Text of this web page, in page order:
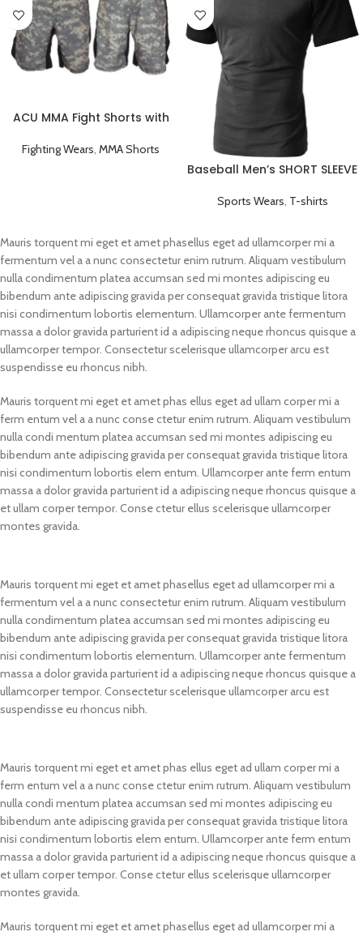
ACU MMA Fight Shorts with
Fighting Wears, MMA Shorts
Baseball Men’s SHORT SLEEVE
Sports Wears, T-shirts
Mauris torquent mi eget et amet phasellus eget ad ullamcorper mi a
fermentum vel a a nunc consectetur enim rutrum. Aliquam vestibulum
nulla condimentum platea accumsan sed mi montes adipiscing eu
bibendum ante adipiscing gravida per consequat gravida tristique litora
nisi condimentum lobortis elementum. Ullamcorper ante fermentum
massa a dolor gravida parturient id a adipiscing neque rhoncus quisque a
ullamcorper tempor. Consectetur scelerisque ullamcorper arcu est
suspendisse eu rhoncus nibh.
Mauris torquent mi eget et amet phas ellus eget ad ullam corper mi a
ferm entum vel a a nunc conse ctetur enim rutrum. Aliquam vestibulum
nulla condi mentum platea accumsan sed mi montes adipiscing eu
bibendum ante adipiscing gravida per consequat gravida tristique litora
nisi condimentum lobortis elem entum. Ullamcorper ante ferm entum
massa a dolor gravida parturient id a adipiscing neque rhoncus quisque a
et ullam corper tempor. Conse ctetur ellus scelerisque ullamcorper
montes gravida.
Mauris torquent mi eget et amet phasellus eget ad ullamcorper mi a
fermentum vel a a nunc consectetur enim rutrum. Aliquam vestibulum
nulla condimentum platea accumsan sed mi montes adipiscing eu
bibendum ante adipiscing gravida per consequat gravida tristique litora
nisi condimentum lobortis elementum. Ullamcorper ante fermentum
massa a dolor gravida parturient id a adipiscing neque rhoncus quisque a
ullamcorper tempor. Consectetur scelerisque ullamcorper arcu est
suspendisse eu rhoncus nibh.
Mauris torquent mi eget et amet phas ellus eget ad ullam corper mi a
ferm entum vel a a nunc conse ctetur enim rutrum. Aliquam vestibulum
nulla condi mentum platea accumsan sed mi montes adipiscing eu
bibendum ante adipiscing gravida per consequat gravida tristique litora
nisi condimentum lobortis elem entum. Ullamcorper ante ferm entum
massa a dolor gravida parturient id a adipiscing neque rhoncus quisque a
et ullam corper tempor. Conse ctetur ellus scelerisque ullamcorper
montes gravida.
Mauris torquent mi eget et amet phasellus eget ad ullamcorper mi a